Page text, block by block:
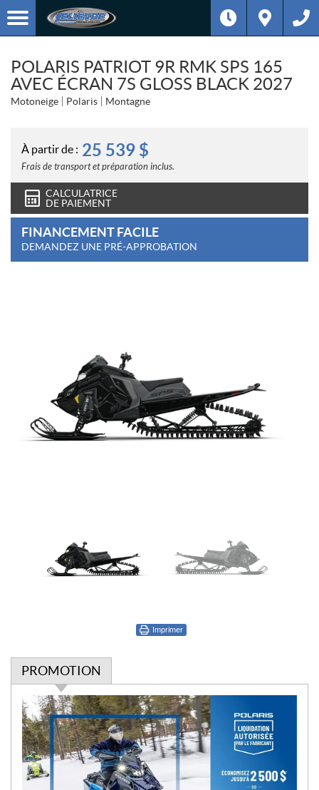
POLARIS PATRIOT 9R RMK SPS 165
AVEC ÉCRAN 7S GLOSS BLACK 2027
Motoneige Polaris Montagne
À partir de : 25 539 $
Frais de transport et préparation inclus.
CALCULATRICE
DE PAIEMENT
FINANCEMENT FACILE
DEMANDEZ UNE PRÉ-APPROBATION
Imprimer
PROMOTION
P
r
o
m
o
t